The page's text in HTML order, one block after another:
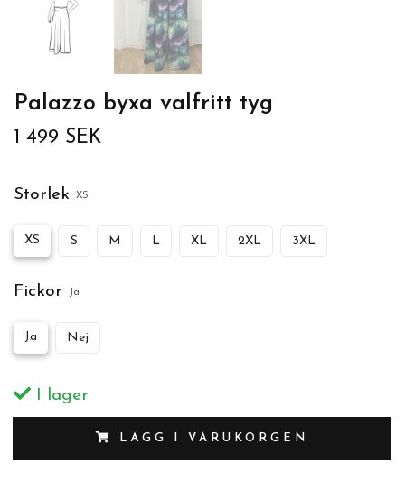
Palazzo byxa valfritt tyg
1 499 SEK
Storlek XS
XS S M L XL 2XL 3XL
Fickor Ja
Ja Nej
I lager
LÄGG I VARUKORGEN